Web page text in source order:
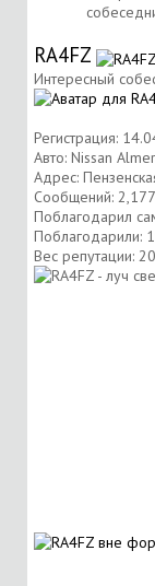
RA4FZ
Интересный
Регистрация:
Авто: Nissan
Адрес:
Сообщений: 2,177
Поблагодарил
Поблагодарили:
Вес репутации: